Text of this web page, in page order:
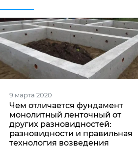
9 марта 2020
Чем отличается фундамент
монолитный ленточный от
других разновидностей:
разновидности и правильная
технология возведения